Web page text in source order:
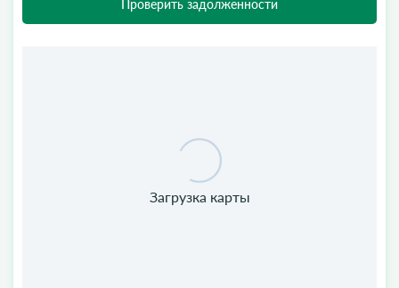
Проверить задолженности